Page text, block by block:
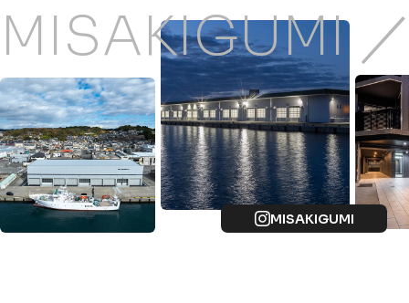
MISAKIGUMI
MISAKIGUMI